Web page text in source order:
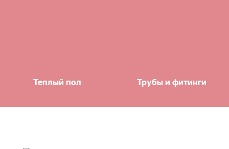
Теплый пол Трубы и фитинги